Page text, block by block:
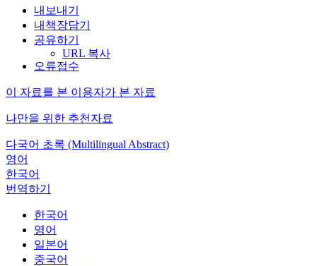
내보내기
내책장담기
공유하기
URL 복사
오류접수
이 자료를 본 이용자가 본 자료
나만을 위한 추천자료
다국어 초록 (Multilingual Abstract)
영어
한국어
번역하기
한국어
영어
일본어
중국어